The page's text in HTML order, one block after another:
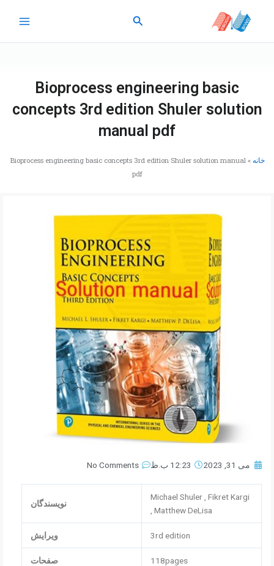
جستجو
Bioprocess engineering basic
concepts 3rd edition Shuler solution
manual pdf
خانه »
Bioprocess engineering basic concepts 3rd edition Shuler solution manual
pdf
می 31, 2023 12:23 ب.ظ No Comments
Michael Shuler , Fikret Kargi
, Matthew DeLisa
نویسندگان
3rd edition ویرایش
118pages صفحات